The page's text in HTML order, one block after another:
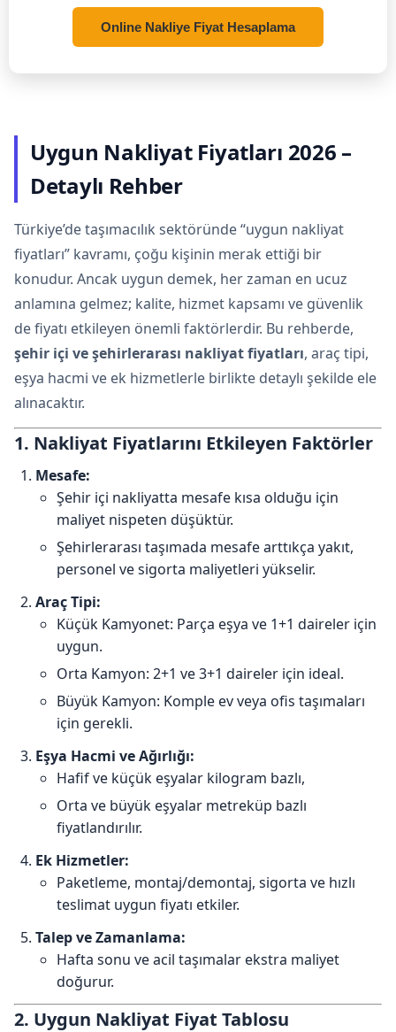
Online Nakliye Fiyat Hesaplama
Uygun Nakliyat Fiyatları 2026 –
Detaylı Rehber
Türkiye’de taşımacılık sektöründe “uygun nakliyat
fiyatları” kavramı, çoğu kişinin merak ettiği bir
konudur. Ancak uygun demek, her zaman en ucuz
anlamına gelmez; kalite, hizmet kapsamı ve güvenlik
de fiyatı etkileyen önemli faktörlerdir. Bu rehberde,
şehir içi ve şehirlerarası nakliyat fiyatları, araç tipi,
eşya hacmi ve ek hizmetlerle birlikte detaylı şekilde ele
alınacaktır.
1. Nakliyat Fiyatlarını Etkileyen Faktörler
Mesafe:
Şehir içi nakliyatta mesafe kısa olduğu için
maliyet nispeten düşüktür.
Şehirlerarası taşımada mesafe arttıkça yakıt,
personel ve sigorta maliyetleri yükselir.
Araç Tipi:
Küçük Kamyonet: Parça eşya ve 1+1 daireler için
uygun.
Orta Kamyon: 2+1 ve 3+1 daireler için ideal.
Büyük Kamyon: Komple ev veya ofis taşımaları
için gerekli.
Eşya Hacmi ve Ağırlığı:
Hafif ve küçük eşyalar kilogram bazlı,
Orta ve büyük eşyalar metreküp bazlı
fiyatlandırılır.
Ek Hizmetler:
Paketleme, montaj/demontaj, sigorta ve hızlı
teslimat uygun fiyatı etkiler.
Talep ve Zamanlama:
Hafta sonu ve acil taşımalar ekstra maliyet
doğurur.
2. Uygun Nakliyat Fiyat Tablosu